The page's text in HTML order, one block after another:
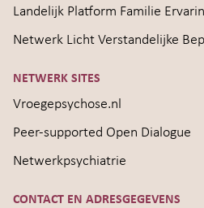
Landelijk Platform Familie
Netwerk Licht Verstandelijke
NETWERK SITES
Vroegepsychose.nl
Peer-supported Open Dialogue
Netwerkpsychiatrie
CONTACT EN ADRESGEGEVENS